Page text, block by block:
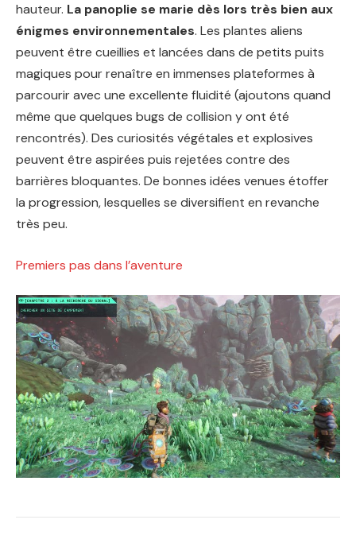
hauteur. La panoplie se marie dès lors très bien aux
énigmes environnementales. Les plantes aliens
peuvent être cueillies et lancées dans de petits puits
magiques pour renaître en immenses plateformes à
parcourir avec une excellente fluidité (ajoutons quand
même que quelques bugs de collision y ont été
rencontrés). Des curiosités végétales et explosives
peuvent être aspirées puis rejetées contre des
barrières bloquantes. De bonnes idées venues étoffer
la progression, lesquelles se diversifient en revanche
très peu.
Premiers pas dans l’aventure